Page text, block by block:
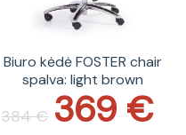
Biuro kėdė FOSTER chair
spalva: light brown
384€
price
was: 369 €
price
is: